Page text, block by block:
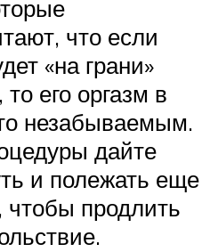
что если
«на грани»
его оргазм в
незабываемым.
дайте
и полежать еще
чтобы продлить